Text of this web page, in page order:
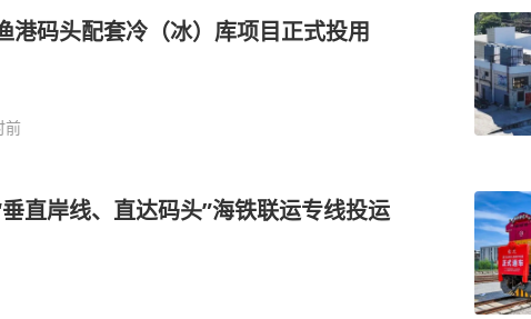
港码头配套冷（冰）库项目正式投用
前
直岸线、直达码头”海铁联运专线投运